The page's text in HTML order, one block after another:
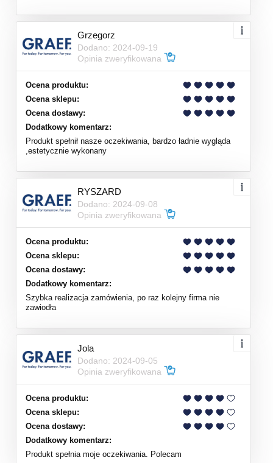
Grzegorz
Dodano: 2024-09-19
Opinia zweryfikowana
Ocena produktu:
Ocena sklepu:
Ocena dostawy:
Dodatkowy komentarz:
Produkt spełnił nasze oczekiwania, bardzo ładnie wygląda
,estetycznie wykonany
RYSZARD
Dodano: 2024-09-08
Opinia zweryfikowana
Ocena produktu:
Ocena sklepu:
Ocena dostawy:
Dodatkowy komentarz:
Szybka realizacja zamówienia, po raz kolejny firma nie
zawiodła
Jola
Dodano: 2024-09-05
Opinia zweryfikowana
Ocena produktu:
Ocena sklepu:
Ocena dostawy:
Dodatkowy komentarz:
Produkt spełnia moje oczekiwania. Polecam